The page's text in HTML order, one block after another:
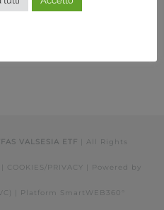
VALSESIA ETF | All Rights
COOKIES/PRIVACY | Powered by
| Platform SmartWEB360°